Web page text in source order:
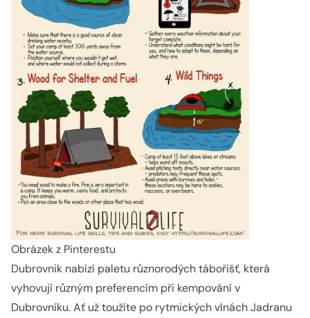
Obrázek z Pinterestu
Dubrovnik nabízí paletu různorodých tábořišť, která
vyhovují různým preferencím při kempování v
Dubrovníku. Ať už toužíte po rytmických vlnách Jadranu